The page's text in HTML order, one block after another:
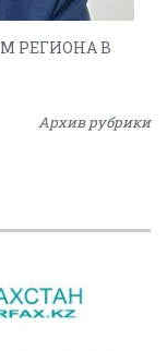
РЕГИОНА В
Архив рубрики